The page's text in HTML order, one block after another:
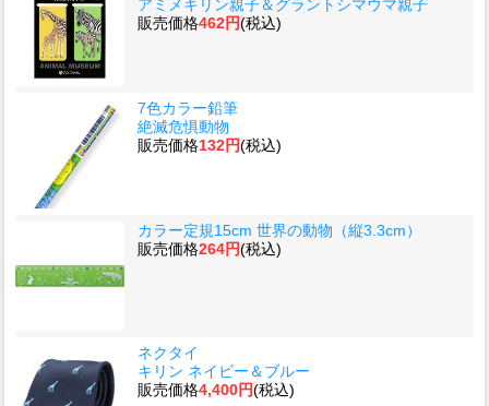
アミメキリン親子＆グラントシマウマ親子
販売価格462円(税込)
7色カラー鉛筆
絶滅危惧動物
販売価格132円(税込)
カラー定規15cm 世界の動物（縦3.3cm）
販売価格264円(税込)
ネクタイ
キリン ネイビー＆ブルー
販売価格4,400円(税込)